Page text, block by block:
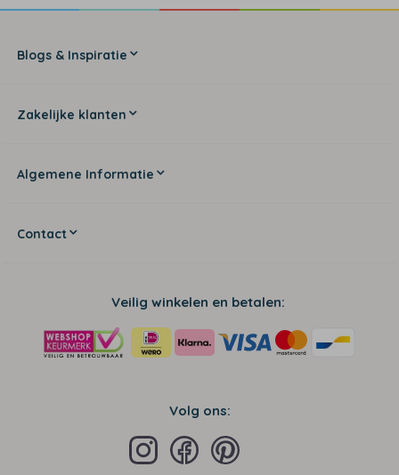
Blogs & Inspiratie
Zakelijke klanten
Algemene Informatie
Contact
Veilig winkelen en betalen:
Volg ons: